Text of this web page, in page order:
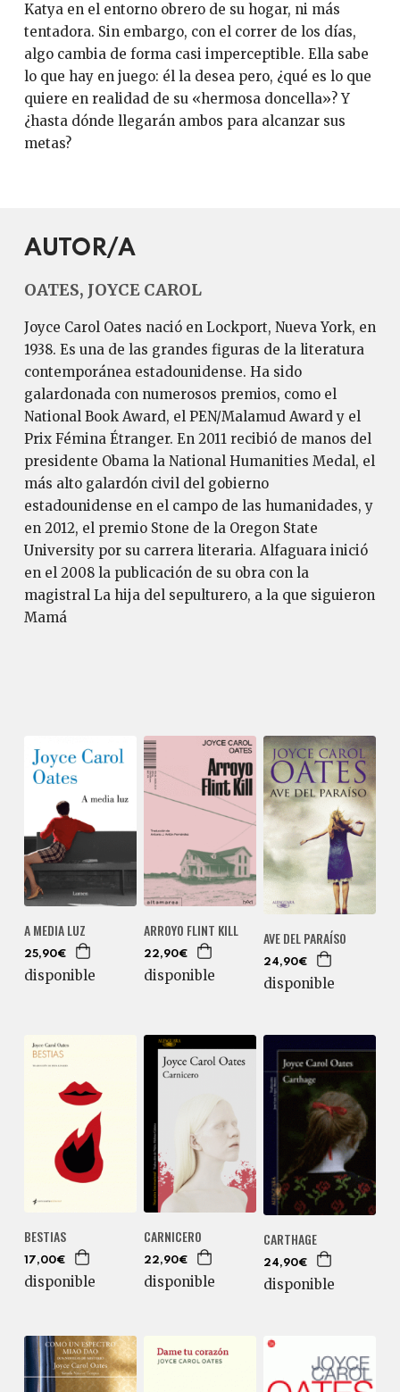
Katya en el entorno obrero de su hogar, ni más
tentadora. Sin embargo, con el correr de los días,
algo cambia de forma casi imperceptible. Ella sabe
lo que hay en juego: él la desea pero, ¿qué es lo que
quiere en realidad de su «hermosa doncella»? Y
¿hasta dónde llegarán ambos para alcanzar sus
metas?
AUTOR/A
OATES, JOYCE CAROL
Joyce Carol Oates nació en Lockport, Nueva York, en
1938. Es una de las grandes figuras de la literatura
contemporánea estadounidense. Ha sido
galardonada con numerosos premios, como el
National Book Award, el PEN/Malamud Award y el
Prix Fémina Étranger. En 2011 recibió de manos del
presidente Obama la National Humanities Medal, el
más alto galardón civil del gobierno
estadounidense en el campo de las humanidades, y
en 2012, el premio Stone de la Oregon State
University por su carrera literaria. Alfaguara inició
en el 2008 la publicación de su obra con la
magistral La hija del sepulturero, a la que siguieron
Mamá
A MEDIA LUZ
25,90€
disponible
ARROYO FLINT KILL
22,90€
disponible
AVE DEL PARAÍSO
24,90€
disponible
BESTIAS
17,00€
disponible
CARNICERO
22,90€
disponible
CARTHAGE
24,90€
disponible